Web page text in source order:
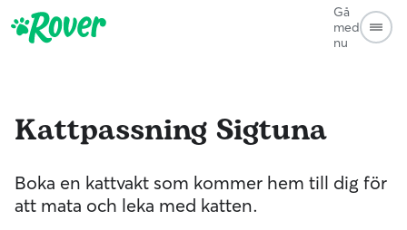
Gå
med
nu
Kattpassning Sigtuna
Boka en kattvakt som kommer hem till dig för
att mata och leka med katten.